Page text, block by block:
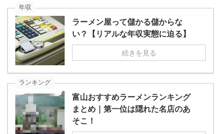
年収
ラーメン屋って儲かる儲からな
い？【リアルな年収実態に迫る】
続きを見る
ランキング
富山おすすめラーメンランキング
まとめ｜第一位は隠れた名店のあ
そこ！